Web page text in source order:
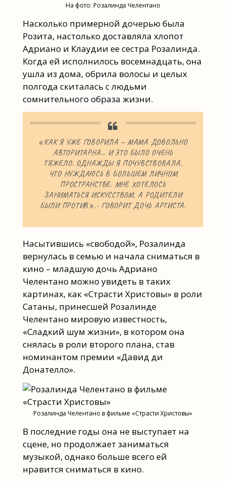
На фото: Розалинда Челентано
Насколько примерной дочерью была
Розита, настолько доставляла хлопот
Адриано и Клаудии ее сестра Розалинда.
Когда ей исполнилось восемнадцать, она
ушла из дома, обрила волосы и целых
полгода скиталась с людьми
сомнительного образа жизни.
«КАК Я УЖЕ ГОВОРИЛА — МАМА ДОВОЛЬНО
АВТОРИТАРНА… И ЭТО БЫЛО ОЧЕНЬ
ТЯЖЕЛО. ОДНАЖДЫ Я ПОЧУВСТВОВАЛА,
ЧТО НУЖДАЮСЬ В БОЛЬШЕМ ЛИЧНОМ
ПРОСТРАНСТВЕ. МНЕ ХОТЕЛОСЬ
ЗАНИМАТЬСЯ ИСКУССТВОМ, А РОДИТЕЛИ
БЫЛИ ПРОТИВ»,- ГОВОРИТ ДОЧЬ АРТИСТА.
Насытившись «свободой», Розалинда
вернулась в семью и начала сниматься в
кино – младшую дочь Адриано
Челентано можно увидеть в таких
картинах, как «Страсти Христовы» в роли
Сатаны, принесшей Розалинде
Челентано мировую известность,
«Сладкий шум жизни», в котором она
снялась в роли второго плана, став
номинантом премии «Давид ди
Донателло».
Розалинда Челентано в фильме «Страсти Христовы»
В последние годы она не выступает на
сцене, но продолжает заниматься
музыкой, однако больше всего ей
нравится сниматься в кино.